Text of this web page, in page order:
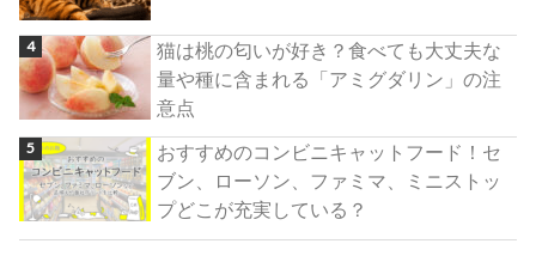
猫は桃の匂いが好き？食べても大丈夫な
量や種に含まれる「アミグダリン」の注
意点
おすすめのコンビニキャットフード！セ
ブン、ローソン、ファミマ、ミニストッ
プどこが充実している？